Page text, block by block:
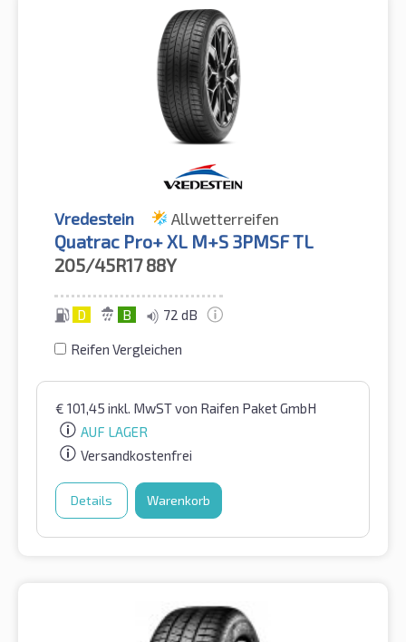
Vredestein Allwetterreifen
Quatrac Pro+ XL M+S 3PMSF TL
205/45R17 88Y
D B 72 dB
Reifen Vergleichen
€ 101,45 inkl. MwSTvon Raifen Paket GmbH
AUF LAGER
Versandkostenfrei
Details Warenkorb